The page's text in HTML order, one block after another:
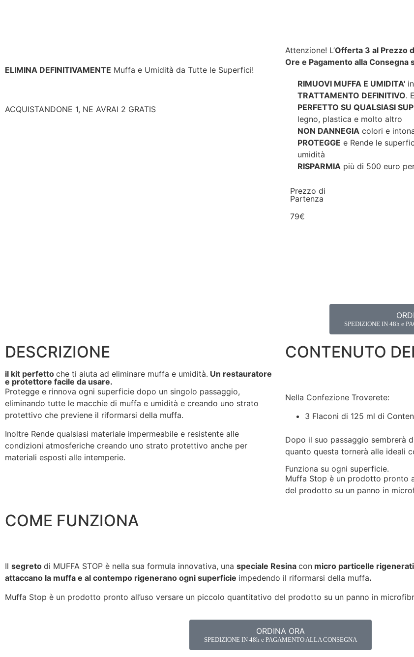
ELIMINA DEFINITIVAMENTE Muffa e Umidità da Tutte le Superfici!
ACQUISTANDONE 1, NE AVRAI 2 GRATIS
Attenzione! L’Offerta 3 al Prezzo
Ore e Pagamento alla Consegna
RIMUOVI MUFFA E UMIDITA'
TRATTAMENTO DEFINITIVO.
PERFETTO SU QUALSIASI
legno, plastica e molto altro
NON DANNEGIA colori e
PROTEGGE e Rende le
umidità
RISPARMIA più di 500 euro
Prezzo di
Partenza
79€
SPEDIZIONE IN 48h e
DESCRIZIONE
il kit perfetto che ti aiuta ad eliminare muffa e umidità. Un restauratore
e protettore facile da usare.
Protegge e rinnova ogni superficie dopo un singolo passaggio,
eliminando tutte le macchie di muffa e umidità e creando uno strato
protettivo che previene il riformarsi della muffa.
Inoltre Rende qualsiasi materiale impermeabile e resistente alle
condizioni atmosferiche creando uno strato protettivo anche per
materiali esposti alle intemperie.
CONTENUTO
Nella Confezione Troverete:
3 Flaconi di 125 ml di
Dopo il suo passaggio sembrerà
quanto questa tornerà alle ideali
Funziona su ogni superficie.
Muffa Stop è un prodotto pronto
del prodotto su un panno in
COME FUNZIONA
Il segreto di MUFFA STOP è nella sua formula innovativa, una speciale Resina con micro particelle
attaccano la muffa e al contempo rigenerano ogni superficie impedendo il riformarsi della muffa.
Muffa Stop è un prodotto pronto all’uso versare un piccolo quantitativo del prodotto su un panno in
ORDINA ORA
SPEDIZIONE IN 48h e PAGAMENTO ALLA CONSEGNA